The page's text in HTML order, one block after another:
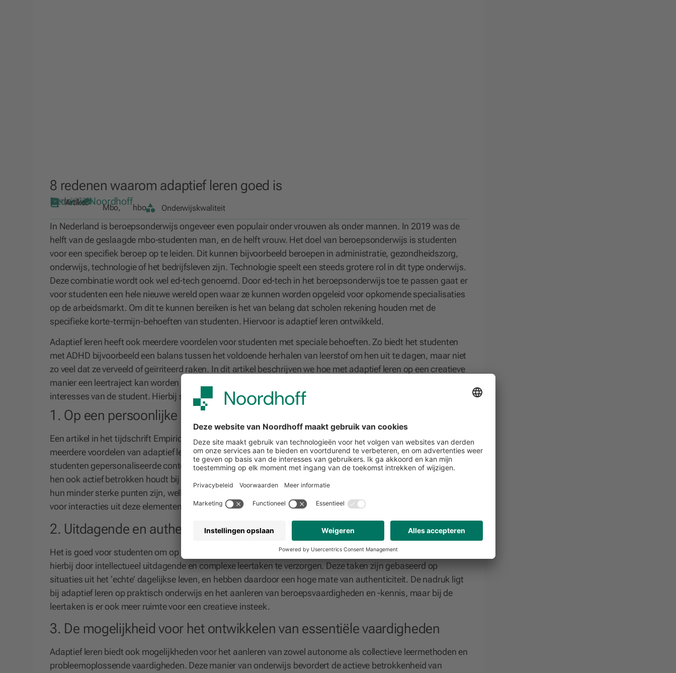
8 redenen waarom adaptief leren goed is
19 april 2022
Redactie Noordhoff
Artikel
Mbo, hbo Onderwijskwaliteit
In Nederland is beroepsonderwijs ongeveer even populair onder vrouwen als onder mannen. In 2019 was de
helft van de geslaagde mbo-studenten man, en de helft vrouw. Het doel van beroepsonderwijs is studenten
voor een specifiek beroep op te leiden. Dit kunnen bijvoorbeeld beroepen in administratie, gezondheidszorg,
onderwijs, technologie of het bedrijfsleven zijn. Technologie speelt een steeds grotere rol in dit type onderwijs.
Deze combinatie wordt ook wel ed-tech genoemd. Door ed-tech in het beroepsonderwijs toe te passen gaat er
voor studenten een hele nieuwe wereld open waar ze kunnen worden opgeleid voor opkomende specialisaties
op de arbeidsmarkt. Om dit te kunnen bereiken is het van belang dat scholen rekening houden met de
specifieke korte-termijn-behoeften van studenten. Hiervoor is adaptief leren ontwikkeld.
Adaptief leren heeft ook meerdere voordelen voor studenten met speciale behoeften. Zo biedt het studenten
met ADHD bijvoorbeeld een balans tussen het voldoende herhalen van leerstof om hen uit te dagen, maar niet
zo veel dat ze verveeld of geïrriteerd raken. In dit artikel beschrijven we hoe met adaptief leren op een creatieve
manier een leertraject kan worden ontwikkeld dat is gebaseerd op het leervermogen en de persoonlijke
interesses van de student. Hierbij speelt kunstmatige intelligentie (AI) een onmisbare rol.
1. Op een persoonlijke manier leerbehoeften van de studenten vervullen
Een artikel in het tijdschrift Empirical Research in Vocational Education and Training (ERVET) beschrijft
meerdere voordelen van adaptief leren voor het beroepsonderwijs. Een daarvan is de mogelijkheid om
studenten gepersonaliseerde content aan te bieden die hen zal helpen op weg naar een vervolgopleiding, en
hen ook actief betrokken houdt bij hun leerproces. De online data geeft studenten inzicht in wat ze leren, wat
hun minder sterke punten zijn, welke leermethoden ze gebruiken, hoe ze problemen aanpakken, en ook wat
voor interacties uit deze elementen voortvloeien.
2. Uitdagende en authentieke leertaken
Het is goed voor studenten om op school te worden uitgedaagd. Volgens onderzoek helpt adaptief leren
hierbij door intellectueel uitdagende en complexe leertaken te verzorgen. Deze taken zijn gebaseerd op
situaties uit het ‘echte’ dagelijkse leven, en hebben daardoor een hoge mate van authenticiteit. De nadruk ligt
bij adaptief leren op praktisch onderwijs en het aanleren van beroepsvaardigheden en -kennis, maar bij de
leertaken is er ook meer ruimte voor een creatieve insteek.
3. De mogelijkheid voor het ontwikkelen van essentiële vaardigheden
Adaptief leren biedt ook mogelijkheden voor het aanleren van zowel autonome als collectieve leermethoden en
probleemoplossende vaardigheden. Deze manier van onderwijs bevordert de actieve betrokkenheid van